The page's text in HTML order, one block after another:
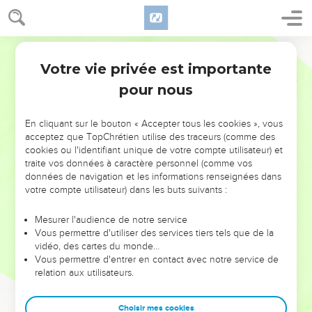
NE MANQUEZ PAS L’ÉVÉNEMENT
DE L’ANNÉE !
ET SI LEURS ERREURS POUVAIENT VOUS ÉVITER LES
VOTRES ?
leur foi ou leur vision. Mais on voit moins les doutes, les erreurs
et les saisons difficiles qu'ils ont traversés, alors même que ce
sont elles qui les ont façonnés.
Dans cette conférence, leaders, entrepreneurs, et responsables
clés pour avancer avec plus de sagesse afin que leurs erreurs
Votre vie privée est importante
pour nous
En cliquant sur le bouton « Accepter tous les cookies », vous
acceptez que TopChrétien utilise des traceurs (comme des
cookies ou l'identifiant unique de votre compte utilisateur) et
traite vos données à caractère personnel (comme vos
données de navigation et les informations renseignées dans
votre compte utilisateur) dans les buts suivants :
Mesurer l'audience de notre service
Vous permettre d'utiliser des services tiers tels que de la
vidéo, des cartes du monde…
Vous permettre d'entrer en contact avec notre service de
relation aux utilisateurs.
Choisir mes cookies